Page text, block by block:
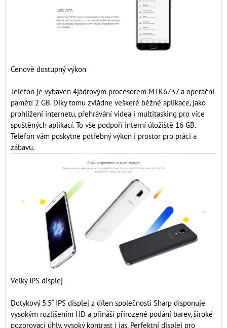
Cenově dostupný výkon
Telefon je vybaven 4jádrovým procesorem MTK6737 a operační
pamětí 2 GB. Díky tomu zvládne veškeré běžné aplikace, jako
prohlížení internetu, přehrávání videa i multitasking pro více
spuštěných aplikací. To vše podpoří interní úložiště 16 GB.
Telefon vám poskytne potřebný výkon i prostor pro práci a
zábavu.
Velký IPS displej
Dotykový 5.5“ IPS displej z dílen společnosti Sharp disponuje
vysokým rozlišením HD a přináší přirozené podání barev, široké
pozorovací úhly, vysoký kontrast i jas. Perfektní displej pro